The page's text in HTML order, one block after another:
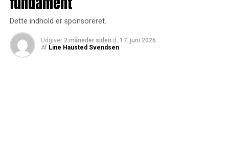
Dette indhold er sponsoreret.
Udgivet 2 måneder siden d. 17. juni 2026
Af Line Hausted Svendsen